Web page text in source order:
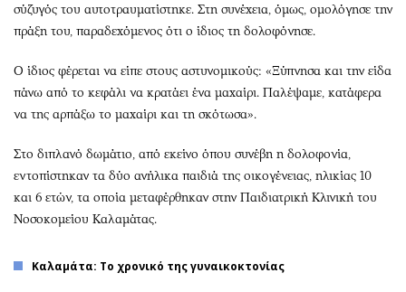
σύζυγός του αυτοτραυματίστηκε. Στη συνέχεια, όμως, ομολόγησε την
πράξη του, παραδεχόμενος ότι ο ίδιος τη δολοφόνησε.
Ο ίδιος φέρεται να είπε στους αστυνομικούς: «Ξύπνησα και την είδα
πάνω από το κεφάλι να κρατάει ένα μαχαίρι. Παλέψαμε, κατάφερα
να της αρπάξω το μαχαίρι και τη σκότωσα».
Στο διπλανό δωμάτιο, από εκείνο όπου συνέβη η δολοφονία,
εντοπίστηκαν τα δύο ανήλικα παιδιά της οικογένειας, ηλικίας 10
και 6 ετών, τα οποία μεταφέρθηκαν στην Παιδιατρική Κλινική του
Νοσοκομείου Καλαμάτας.
Καλαμάτα: Το χρονικό της γυναικοκτονίας